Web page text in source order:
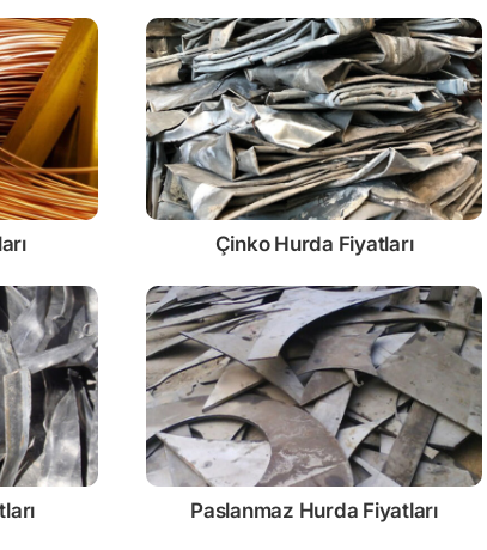
Çinko Hurda Fiyatları
Paslanmaz Hurda Fiyatları